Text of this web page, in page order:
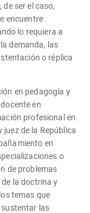
ser el caso,
encuentre
lo requiera a
demanda, las
o réplica
en pedagogía y
en
profesional en
de la República
en
o
de problemas
la doctrina y
temas que
las